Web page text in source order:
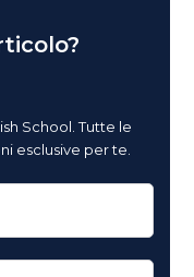
School. Tutte le
esclusive per te.